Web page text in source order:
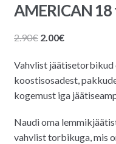
AMERICAN
2.90€ Algne
oli:
2.90€.
2.00€Praegune
on:
2.00€.
Vahvlist
koostisosadest,
kogemust iga
Naudi oma
vahvlist torbikuga, mis